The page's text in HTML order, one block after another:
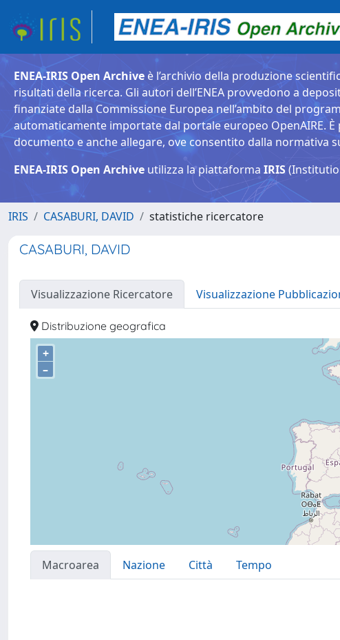
ENEA-IRIS Open Archive è l’archivio della produzione
risultati della ricerca. Gli autori dell’ENEA provvedono a
finanziate dalla Commissione Europea nell’ambito del
automaticamente importate dal portale europeo OpenAIRE.
documento e anche allegare, ove consentito dalla
ENEA-IRIS Open Archive utilizza la piattaforma IRIS
IRIS CASABURI, DAVID statistiche ricercatore
CASABURI, DAVID
Visualizzazione Ricercatore Visualizzazione
Distribuzione geografica
+
–
Macroarea Nazione Città
Tempo